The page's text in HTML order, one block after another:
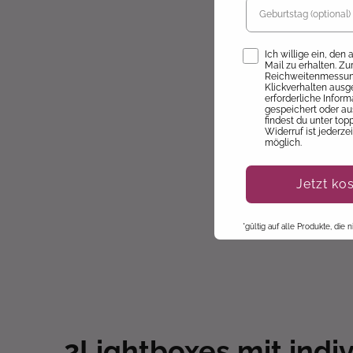
Opt-InIch willige ein, den
Mail zu erhalten.
Klickverhalten
erforderliche
gespeichert oder
findest du unter
Widerruf ist
möglich.
Jetzt
*gültig auf alle Produkte, die